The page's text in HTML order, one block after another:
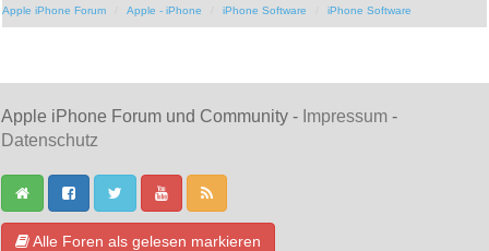
Apple iPhone Forum Apple - iPhone iPhone Software iPhone Software
Apple iPhone Forum und Community - Impressum -
Datenschutz
Alle Foren als gelesen markieren